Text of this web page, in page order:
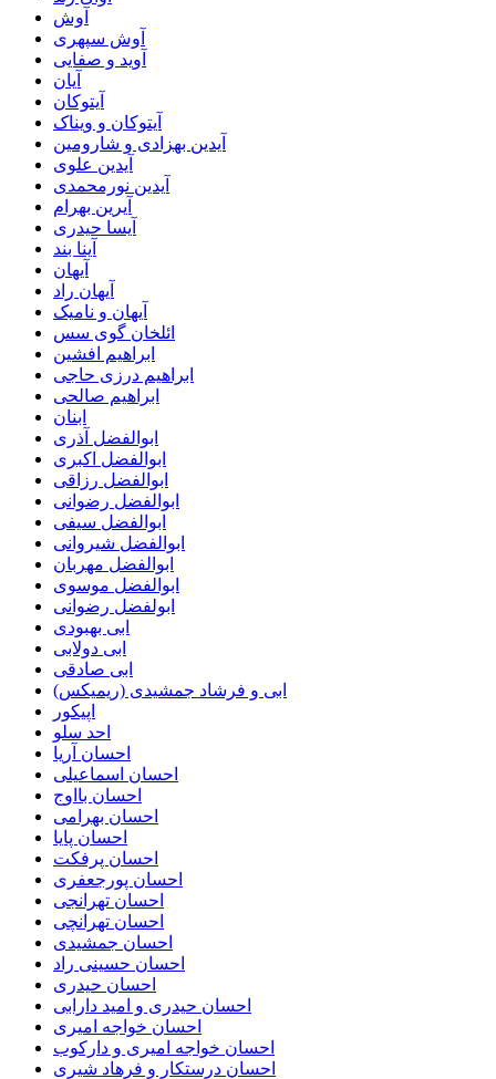
آوش
آوش سپهری
آوید و صفایی
آیان
آیتوکان
آیتوکان و ویناک
آیدین بهزادی و شارومین
آیدین علوی
آیدین نورمحمدی
آیرین بهرام
آیسا حیدری
آینا بند
آیهان
آیهان راد
آیهان و نامیک
ائلخان گوی سس
ابراهیم افشین
ابراهیم درزی حاجی
ابراهیم صالحی
ابنان
ابوالفضل آذری
ابوالفضل اکبری
ابوالفضل رزاقی
ابوالفضل رضوانی
ابوالفضل سیفی
ابوالفضل شیروانی
ابوالفضل مهربان
ابوالفضل موسوی
ابولفضل رضوانی
ابی بهبودی
ابی دولابی
ابی صادقی
ابی و فرشاد جمشیدی (ریمیکس)
اپیکور
احد سلو
احسان آریا
احسان اسماعیلی
احسان بااوج
احسان بهرامی
احسان پایا
احسان پرفکت
احسان پورجعفری
احسان تهرانجی
احسان تهرانچی
احسان جمشیدی
احسان حسینی راد
احسان حیدری
احسان حیدری و امید دارابی
احسان خواجه امیری
احسان خواجه امیری و دارکوب
احسان درستكار و فرهاد شيرى